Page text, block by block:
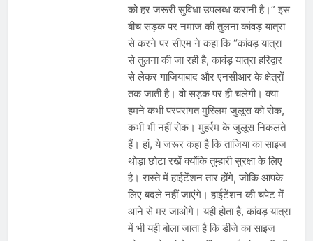
को हर जरूरी सुविधा उपलब्ध करानी है।” इस
बीच सड़क पर नमाज की तुलना कांवड़ यात्रा
से करने पर सीएम ने कहा कि “कांवड़ यात्रा
से तुलना की जा रही है, कावंड़ यात्रा हरिद्वार
से लेकर गाजियाबाद और एनसीआर के क्षेत्रों
तक जाती है। वो सड़क पर ही चलेगी। क्या
हमने कभी परंपरागत मुस्लिम जुलूस को रोक,
कभी भी नहीं रोक। मुहर्रम के जुलूस निकलते
हैं। हां, ये जरूर कहा है कि ताजिया का साइज
थोड़ा छोटा रखें क्योंकि तुम्हारी सुरक्षा के लिए
है। रास्ते में हाईटेंशन तार होंगे, जोकि आपके
लिए बदले नहीं जाएंगे। हाईटेंशन की चपेट में
आने से मर जाओगे। यही होता है, कांवड़ यात्रा
में भी यही बोला जाता है कि डीजे का साइज